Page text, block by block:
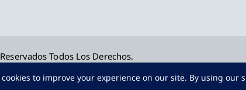
Reservados Todos Los Derechos.